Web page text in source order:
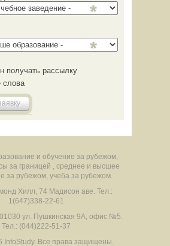
получать рассылку
слова
и обучение за рубежом,
за границей , среднее и высшее
за рубежом, учеба за рубежом.
Хилл, 74 Мадисон аве. Тел.:
1(647)338-22-61
01030 ул. Пушкинская 9А, офис №5.
Тел.: (044)222-51-37
Все права защищены.